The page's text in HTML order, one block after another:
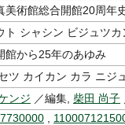
美術館総合開館20周年
ト シャシン ビジュツ
館から25年のあゆみ
ツ カイカン カラ ニジ
ンジ ／編集, 柴田 尚子